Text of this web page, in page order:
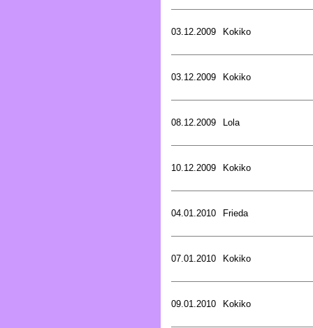
03.12.2009 Kokiko
03.12.2009 Kokiko
08.12.2009 Lola
10.12.2009 Kokiko
04.01.2010 Frieda
07.01.2010 Kokiko
09.01.2010 Kokiko